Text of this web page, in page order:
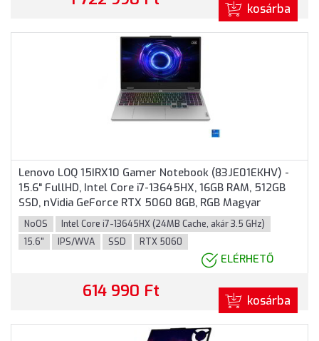
kosárba
Lenovo LOQ 15IRX10 Gamer Notebook (83JE01EKHV) -
15.6" FullHD, Intel Core i7-13645HX, 16GB RAM, 512GB
SSD, nVidia GeForce RTX 5060 8GB, RGB Magyar
billentyűzet, Operációs rendszer nélkül, 3 év garancia,
Szürke színben
NoOS
Intel Core i7-13645HX (24MB Cache, akár 3.5 GHz)
15.6"
IPS/WVA SSD RTX 5060
ELÉRHETŐ
614 990 Ft kosárba